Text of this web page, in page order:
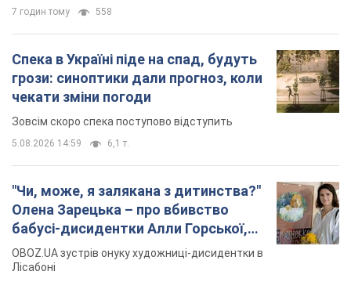
7 годин тому 558
Спека в Україні піде на спад, будуть
грози: синоптики дали прогноз, коли
чекати зміни погоди
Зовсім скоро спека поступово відступить
5.08.2026 14:59 6,1 т.
"Чи, може, я залякана з дитинства?"
Олена Зарецька – про вбивство
бабусі-дисидентки Алли Горської,
критику Дмитра Стуса та втечу в
Португалію з 5 дітьми
OBOZ.UA зустрів онуку художниці-дисидентки в
Лісабоні